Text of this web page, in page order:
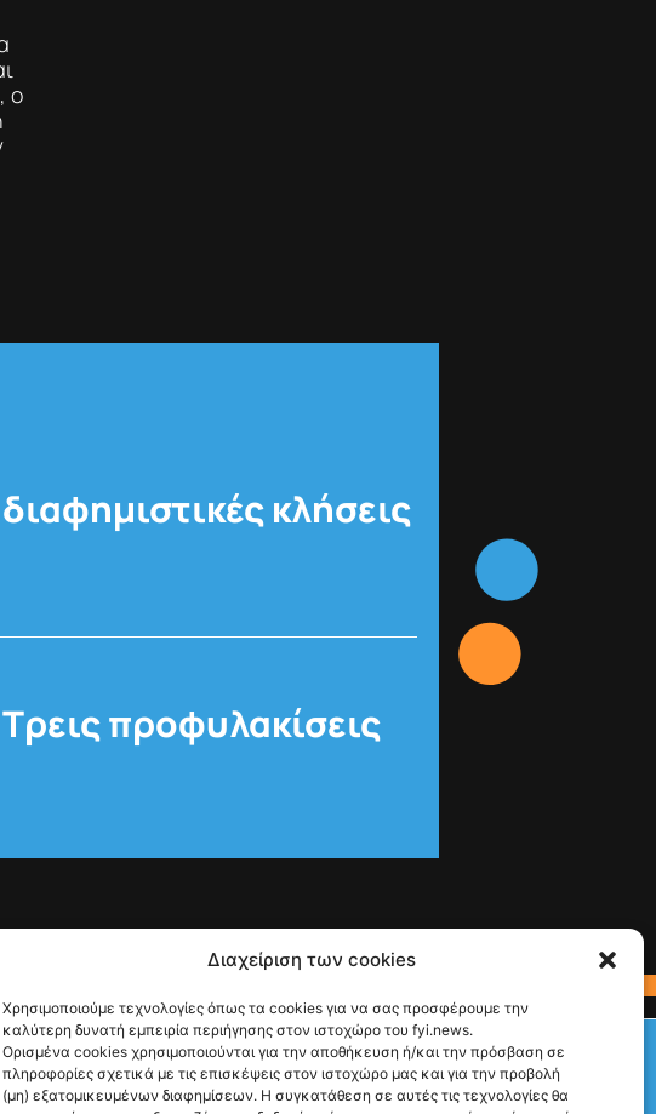
Διαχείριση των cookies
Χρησιμοποιούμε τεχνολογίες όπως τα cookies για να σας προσφέρουμε την
καλύτερη δυνατή εμπειρία περιήγησης στον ιστοχώρο του fyi.news.
Ορισμένα cookies χρησιμοποιούνται για την αποθήκευση ή/και την πρόσβαση σε
πληροφορίες σχετικά με τις επισκέψεις στον ιστοχώρο μας και για την προβολή
(μη) εξατομικευμένων διαφημίσεων. Η συγκατάθεση σε αυτές τις τεχνολογίες θα
Check This!
ο
κλήσεις
προφυλακίσεις
Ακολούθησέ μας